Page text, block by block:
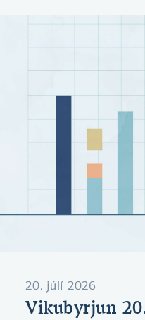
mánuði.
20. júlí 2026
Vikubyrjun